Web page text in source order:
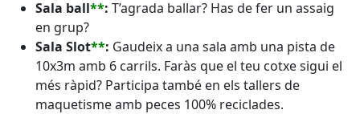
Sala ball**: T’agrada ballar? Has de fer un assaig
en grup?
Sala Slot**: Gaudeix a una sala amb una pista de
10x3m amb 6 carrils. Faràs que el teu cotxe sigui el
més ràpid? Participa també en els tallers de
maquetisme amb peces 100% reciclades.